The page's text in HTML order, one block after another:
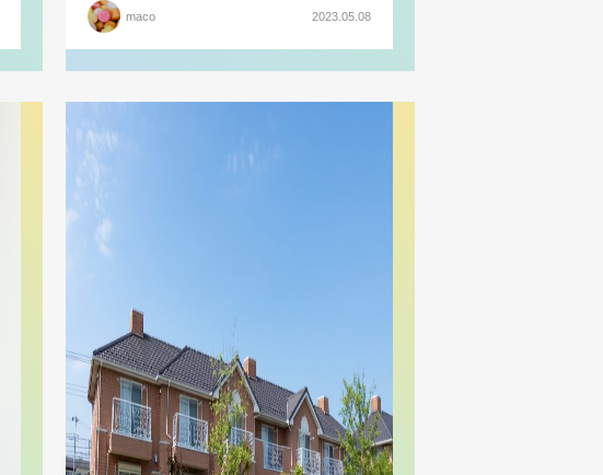
maco 2023.05.08